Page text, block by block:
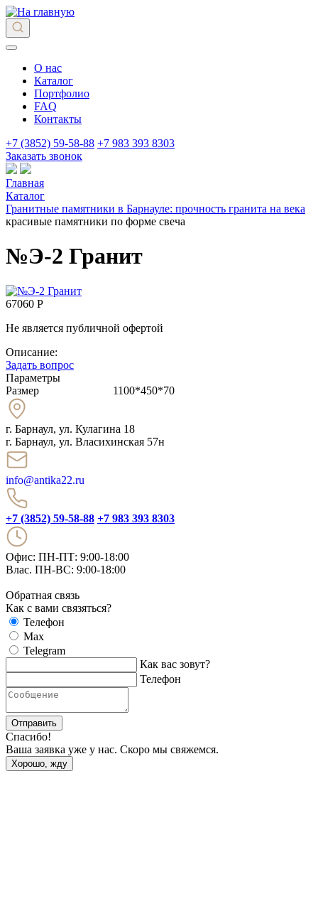
О нас
Каталог
Портфолио
FAQ
Контакты
+7 (3852) 59-58-88 +7 983 393 8303
Заказать звонок
Главная
Каталог
Гранитные памятники в Барнауле: прочность гранита на века
красивые памятники по форме свеча
№Э-2 Гранит
67060 Р
Не является публичной офертой
Описание:
Задать вопрос
Параметры
Размер
1100*450*70
г. Барнаул, ул. Кулагина 18
г. Барнаул, ул. Власихинская 57н
info@antika22.ru
+7 (3852) 59-58-88 +7 983 393 8303
Офис: ПН-ПТ: 9:00-18:00
Влас. ПН-ВС: 9:00-18:00
Обратная связь
Как с вами связяться?
Телефон
Max
Telegram
Как вас зовут?
Телефон
Отправить
Спасибо!
Ваша заявка уже у нас. Скоро мы свяжемся.
Хорошо, жду